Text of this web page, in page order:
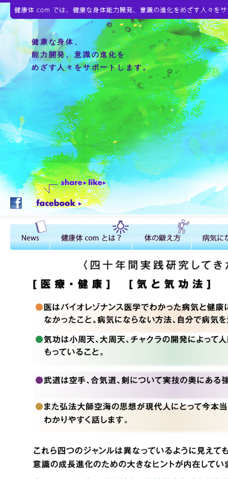
健康な身体、
能力開発、意識の進化を
めざす人々をサポートします。